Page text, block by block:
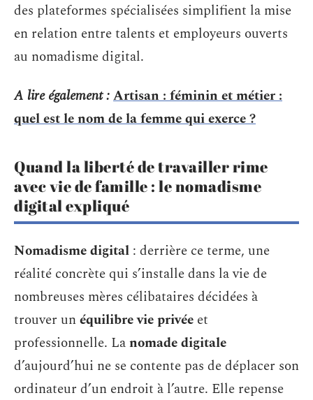
des plateformes spécialisées simplifient la mise
en relation entre talents et employeurs ouverts
au nomadisme digital.
A lire également :Artisan : féminin et métier :
quel est le nom de la femme qui exerce ?
Quand la liberté de travailler rime
avec vie de famille : le nomadisme
digital expliqué
Nomadisme digital : derrière ce terme, une
réalité concrète qui s’installe dans la vie de
nombreuses mères célibataires décidées à
trouver unéquilibre vie privée et
professionnelle. Lanomade digitale
d’aujourd’hui ne se contente pas de déplacer son
ordinateur d’un endroit à l’autre. Elle repense